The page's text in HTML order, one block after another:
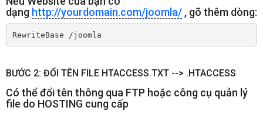
dạng http://yourdomain.com/joomla/ , gõ thêm dòng:
RewriteBase /joomla
BƯỚC 2: ĐỔI TÊN FILE HTACCESS.TXT --> .HTACCESS
Có thể đổi tên thông qua FTP hoặc công cụ quản lý
file do HOSTING cung cấp